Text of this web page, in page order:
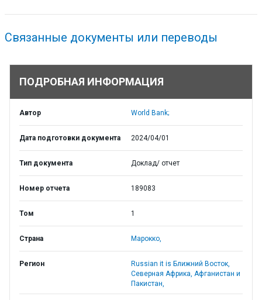
Связанные документы или переводы
ПОДРОБНАЯ ИНФОРМАЦИЯ
Автор World Bank;
Дата подготовки документа 2024/04/01
Тип документа Доклад/ отчет
Номер отчета 189083
Том 1
Страна Марокко,
Регион
Russian it is Ближний Восток,
Северная Африка, Афганистан и
Пакистан,